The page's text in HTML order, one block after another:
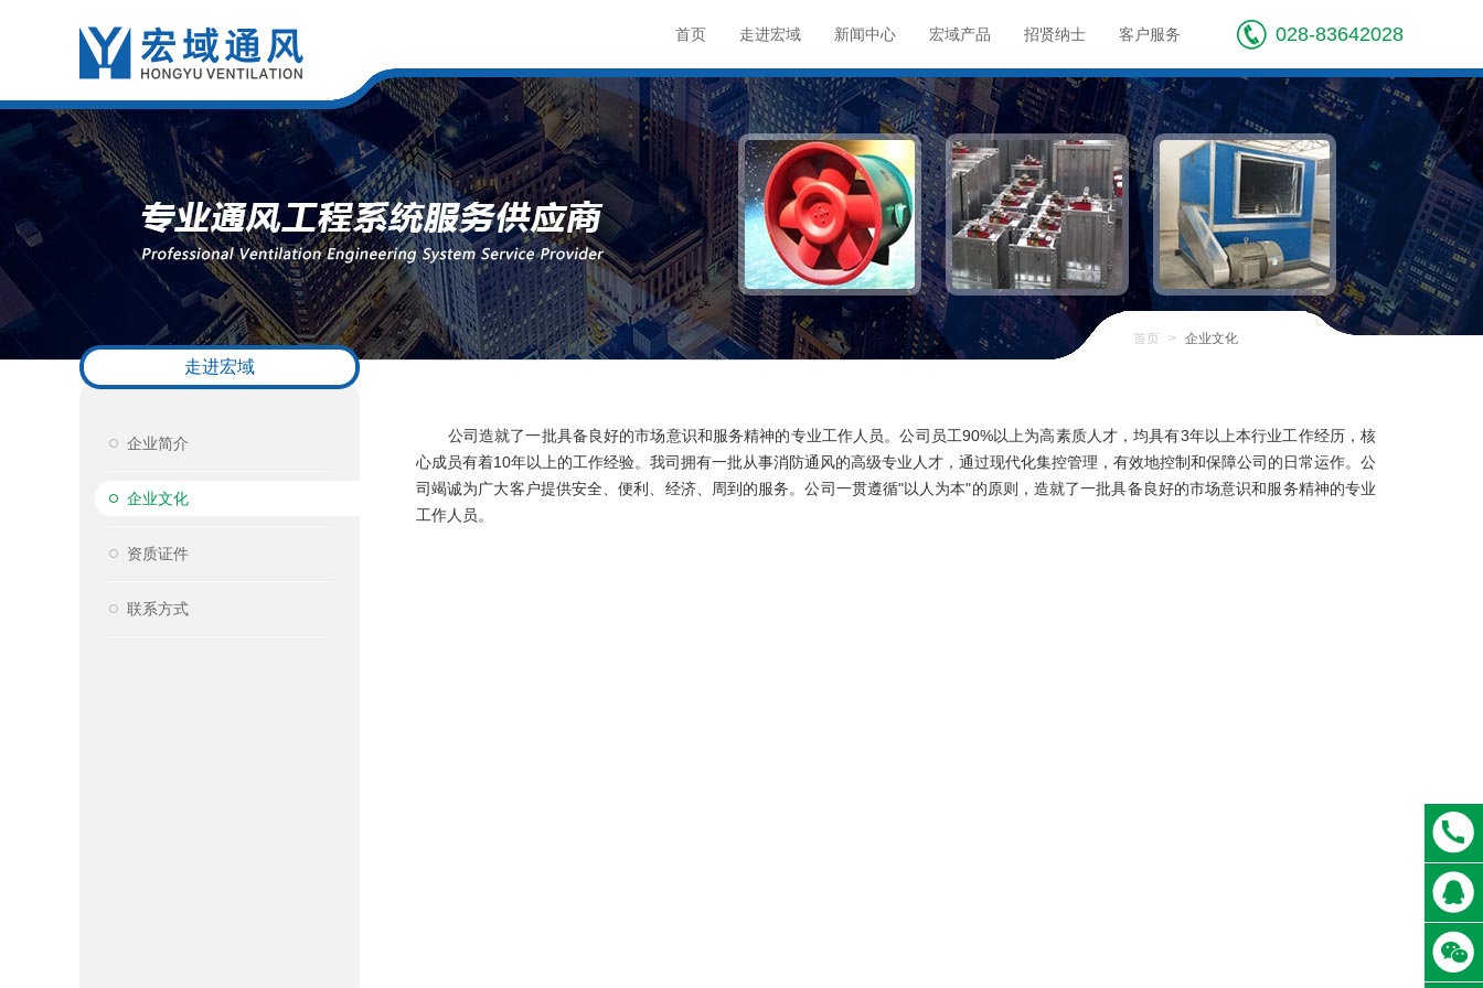
028-83642028
首页 走进宏域 新闻中心 宏域产品 招贤纳士 客户服务
首页 > 企业文化
走进宏域
企业简介
企业文化
资质证件
联系方式
公司造就了一批具备良好的市场意识和服务精神的专业工作人员。公司员工90%以上为高素质人才，均具有3年以上本行业工作经历，核
心成员有着10年以上的工作经验。我司拥有一批从事消防通风的高级专业人才，通过现代化集控管理，有效地控制和保障公司的日常运作。公
司竭诚为广大客户提供安全、便利、经济、周到的服务。公司一贯遵循"以人为本"的原则，造就了一批具备良好的市场意识和服务精神的专业
工作人员。
028-
在线客